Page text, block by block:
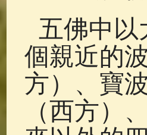
五佛中以
個親近的
方）、寶
（西方）